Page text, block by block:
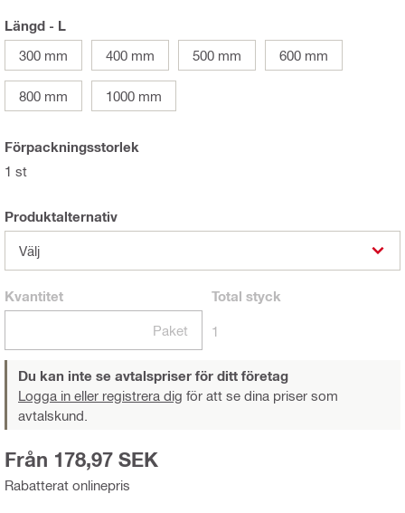
Längd - L
300 mm
400 mm 500 mm 600 mm
800 mm 1000 mm
Förpackningsstorlek
1 st
Produktalternativ
Välj
Kvantitet
Paket
Total styck
1
Du kan inte se avtalspriser för ditt företag
Logga in eller registrera dig för att se dina priser som
avtalskund.
Rabatterat onlinepris
Från 178,97 SEK